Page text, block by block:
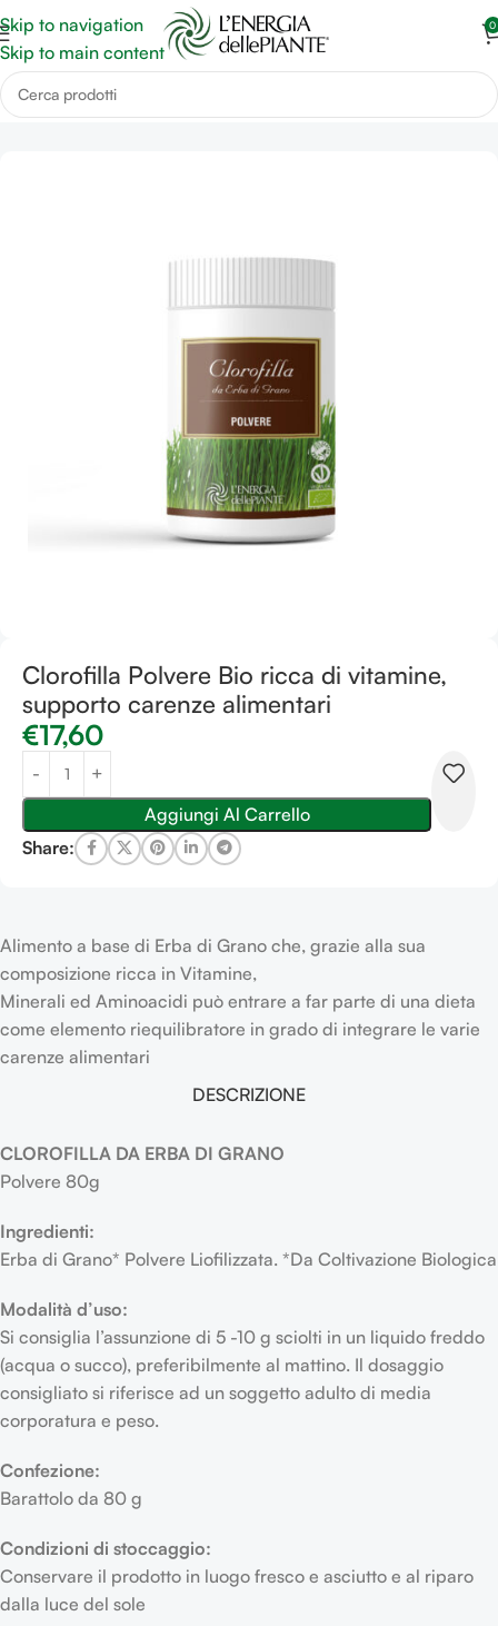
Skip to navigation
Skip to main content
0
Home Rimedi Alcalinizzanti
Clorofilla Polvere Bio ricca di vitamine,
supporto carenze alimentari
€17,60
Aggiungi Al Carrello
Share:
Alimento a base di Erba di Grano che, grazie alla sua
composizione ricca in Vitamine,
Minerali ed Aminoacidi può entrare a far parte di una dieta
come elemento riequilibratore in grado di integrare le varie
carenze alimentari
DESCRIZIONE
CLOROFILLA DA ERBA DI GRANO
Polvere 80g
Ingredienti:
Erba di Grano* Polvere Liofilizzata. *Da Coltivazione Biologica
Modalità d’uso:
Si consiglia l’assunzione di 5 -10 g sciolti in un liquido freddo
(acqua o succo), preferibilmente al mattino. Il dosaggio
consigliato si riferisce ad un soggetto adulto di media
corporatura e peso.
Confezione:
Barattolo da 80 g
Condizioni di stoccaggio:
Conservare il prodotto in luogo fresco e asciutto e al riparo
dalla luce del sole